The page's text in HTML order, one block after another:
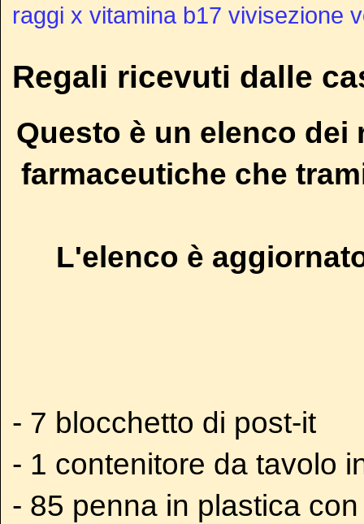
raggi x vitamina b17 vivisezione
Regali ricevuti dalle
Questo è un elenco
farmaceutiche che
L'elenco è
- 7 blocchetto di post-it
- 1 contenitore da tavolo
- 85 penna in plastica